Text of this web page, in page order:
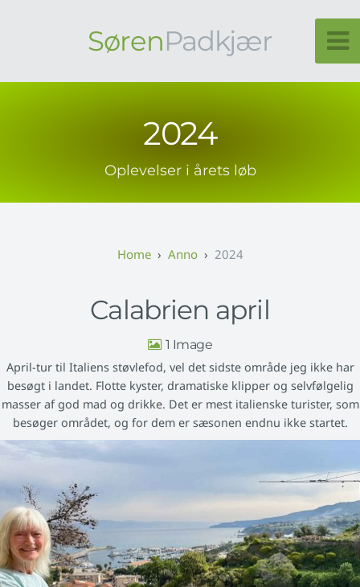
SørenPadkjær
2024
Oplevelser i årets løb
Anno 2024
Calabrien april
1
April-tur til Italiens støvlefod, vel det sidste område jeg ikke har
besøgt i landet. Flotte kyster, dramatiske klipper og selvfølgelig
masser af god mad og drikke. Det er mest italienske turister, som
besøger området, og for dem er sæsonen endnu ikke startet.